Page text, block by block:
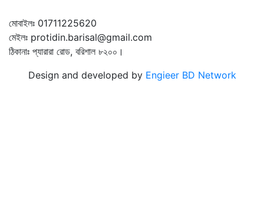
মোবাইলঃ 01711225620
মেইলঃ protidin.barisal@gmail.com
ঠিকানাঃ প্যারারা রোড, বরিশাল ৮২০০।
Design and developed by Engieer BD Network